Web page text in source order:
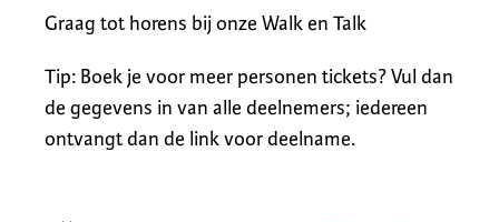
Graag tot horens bij onze Walk en Talk
Tip: Boek je voor meer personen tickets? Vul dan
de gegevens in van alle deelnemers; iedereen
ontvangt dan de link voor deelname.